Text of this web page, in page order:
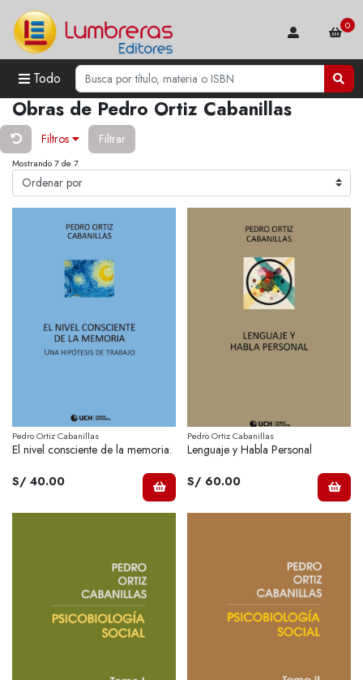
Todo
0
Obras de Pedro Ortiz Cabanillas
Filtros Filtrar
Mostrando 7 de 7
Pedro Ortiz Cabanillas
El nivel consciente de la memoria.
S/ 40.00
Pedro Ortiz Cabanillas
Lenguaje y Habla Personal
S/ 60.00